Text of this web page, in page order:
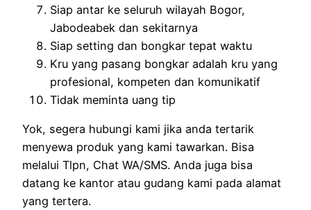
Siap antar ke seluruh wilayah Bogor,
Jabodeabek dan sekitarnya
Siap setting dan bongkar tepat waktu
Kru yang pasang bongkar adalah kru yang
profesional, kompeten dan komunikatif
Tidak meminta uang tip
Yok, segera hubungi kami jika anda tertarik
menyewa produk yang kami tawarkan. Bisa
melalui Tlpn, Chat WA/SMS. Anda juga bisa
datang ke kantor atau gudang kami pada alamat
yang tertera.